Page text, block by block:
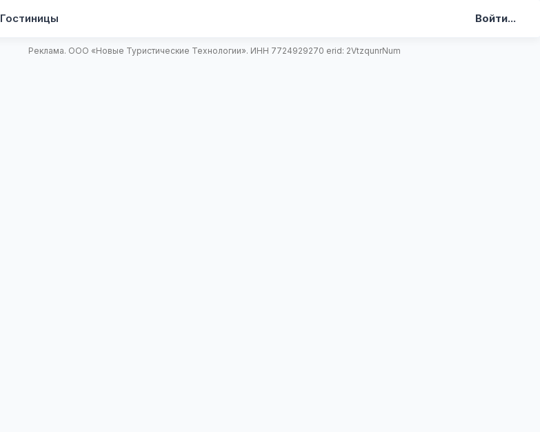
Гостиницы Войти...
Реклама. ООО «Новые Туристические Технологии». ИНН 7724929270 erid: 2VtzqunrNum